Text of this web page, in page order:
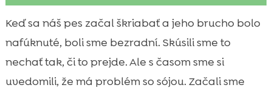
 Náš prvý kontakt so sójovou intoleranciou u
psa
 môj pes je citlivý na sóju
Symptómy, ktoré nás upozornili na problém
so sójou
Keď sa náš pes začal škriabať a jeho brucho bolo
nafúknuté, boli sme bezradní. Skúsili sme to
nechať tak, či to prejde. Ale s časom sme si
uvedomili, že má problém so sójou. Začali sme